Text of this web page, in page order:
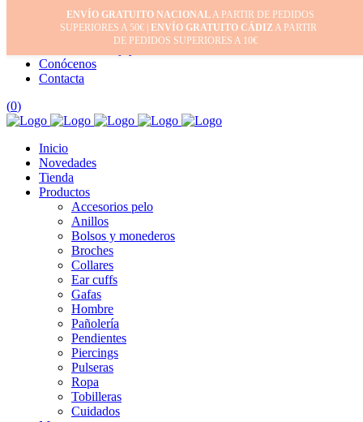
Inicio
Mi cuenta
Conócenos
Contacta
(0)
Inicio
Novedades
Tienda
Productos
Accesorios pelo
Anillos
Bolsos y monederos
Broches
Collares
Ear cuffs
Gafas
Hombre
Pañolería
Pendientes
Piercings
Pulseras
Ropa
Tobilleras
Cuidados
ENVÍO GRATUITO NACIONALA PARTIR DE PEDIDOS
SUPERIORES A 50€ | ENVÍO GRATUITO CÁDIZA PARTIR
DE PEDIDOS SUPERIORES A 10€